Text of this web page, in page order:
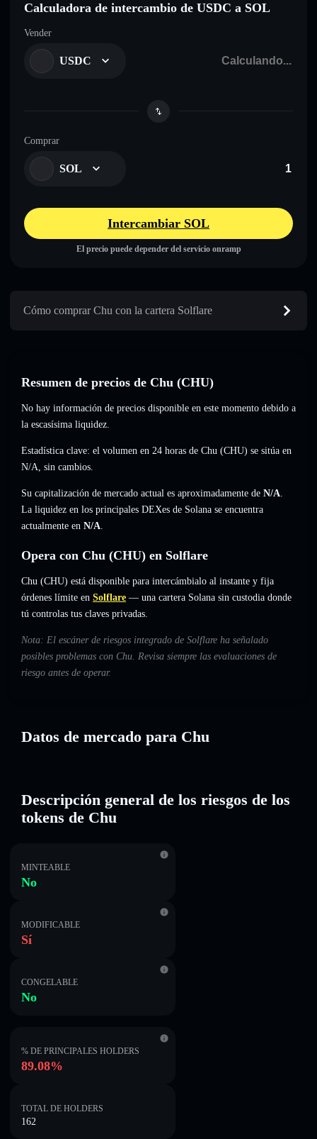
Calculadora de intercambio de USDC a SOL
Vender
USDC
Comprar
SOL
Intercambiar SOL
El precio puede depender del servicio onramp
Cómo comprar Chu con la cartera Solflare
Resumen de precios de Chu (CHU)
No hay información de precios disponible en este momento debido a
la escasísima liquidez.
Estadística clave: el volumen en 24 horas de Chu (CHU) se sitúa en
N/A, sin cambios.
Su capitalización de mercado actual es aproximadamente de N/A.
La liquidez en los principales DEXes de Solana se encuentra
actualmente en N/A.
Opera con Chu (CHU) en Solflare
Chu (CHU) está disponible para intercámbialo al instante y fija
órdenes límite en Solflare — una cartera Solana sin custodia donde
tú controlas tus claves privadas.
Nota: El escáner de riesgos integrado de Solflare ha señalado
posibles problemas con Chu. Revisa siempre las evaluaciones de
riesgo antes de operar.
Datos de mercado para Chu
Descripción general de los riesgos de los
tokens de Chu
MINTEABLE
No
MODIFICABLE
Sí
CONGELABLE
No
% DE PRINCIPALES HOLDERS
89.08%
TOTAL DE HOLDERS
162